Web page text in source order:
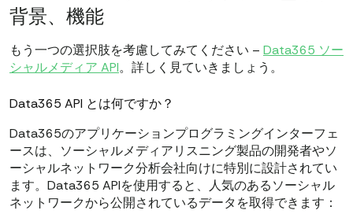
背景、機能
もう一つの選択肢を考慮してみてください – Data365 ソー
シャルメディア API。詳しく見ていきましょう。
Data365 API とは何ですか？
Data365のアプリケーションプログラミングインターフェ
ースは、ソーシャルメディアリスニング製品の開発者やソ
ーシャルネットワーク分析会社向けに特別に設計されてい
ます。Data365 APIを使用すると、人気のあるソーシャル
ネットワークから公開されているデータを取得できます：